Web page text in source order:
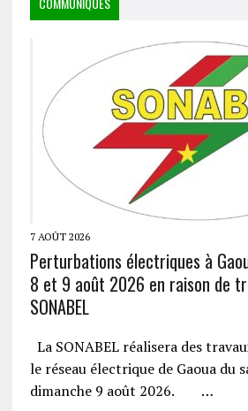
7 AOÛT 2026
Perturbations électriques à
8 et 9 août 2026 en raison de
SONABEL
La SONABEL réalisera des
le réseau électrique de Gaoua du
dimanche 9 août 2026. …